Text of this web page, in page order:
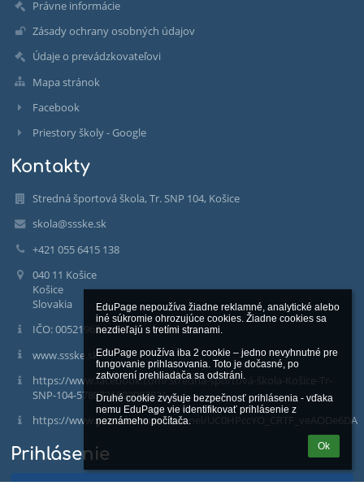
EduPage nepoužíva žiadne reklamné, analytické alebo
iné súkromie ohrozujúce cookies. Žiadne cookies sa
nezdieľajú s tretími stranami.
EduPage používa iba 2 cookie – jedno nevyhnutné pre
fungovanie prihlasovania. Toto je dočasné, po
zatvorení prehliadača sa odstráni.
Druhé cookie zvyšuje bezpečnosť prihlásenia - vďaka
nemu EduPage vie identifikovať prihlásenie z
neznámeho počítača.
Ok
Právne informácie
Zásady ochrany osobných údajov
Údaje o prevádzkovateľovi
Mapa stránok
Facebook
Priestory školy - Google
Kontakty
Stredná športová škola, Tr. SNP 104, Košice
skola@ssske.sk
+421 055 6415 138
040 11 Košice
Košice
Slovakia
IČO: 00521965
www.ssske.sk
https://www.facebook.com/Stredná-športová-škola-Košice-Tr-
SNP-104-578072669308382/
https://www.youtube.com/channel/UC0HPccYO_CRTF_veAODe6DA
Prihlásenie